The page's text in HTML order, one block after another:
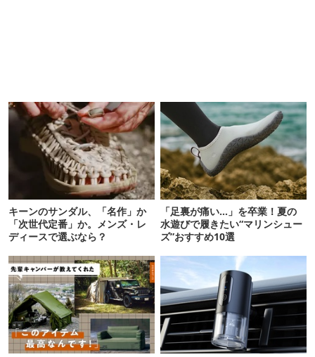
キーンのサンダル、「名作」か
「次世代定番」か。メンズ・レ
ディースで選ぶなら？
「足裏が痛い…」を卒業！夏の
水遊びで履きたい“マリンシュー
ズ”おすすめ10選